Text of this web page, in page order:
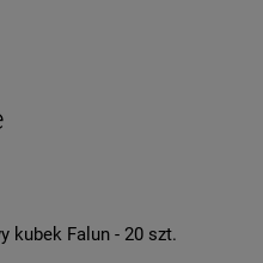
kubek Falun - 20 szt.